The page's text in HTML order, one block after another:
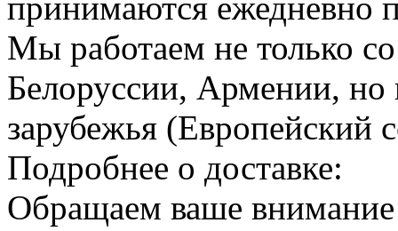
принимаются ежедневно
Мы работаем не только
Белоруссии, Армении, но
зарубежья
Подробнее о доставке:
Обращаем ваше внимание